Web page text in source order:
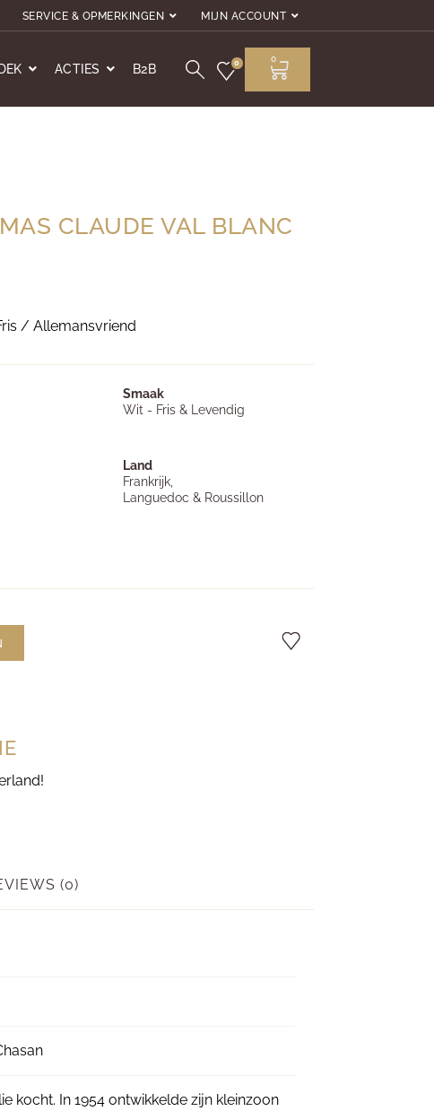
SERVICE & OPMERKINGEN MIJN ACCOUNT
ACTIES B2B 0 0
CLAUDE VAL BLANC
/ Allemansvriend
Smaak
Wit - Fris & Levendig
Land
Frankrijk,
Languedoc & Roussillon
(0)
kocht. In 1954 ontwikkelde zijn kleinzoon